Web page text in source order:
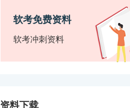
软考免费资料
软考冲刺资料
资料下载